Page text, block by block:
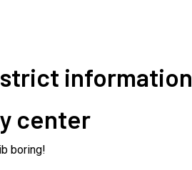
information
center
boring!